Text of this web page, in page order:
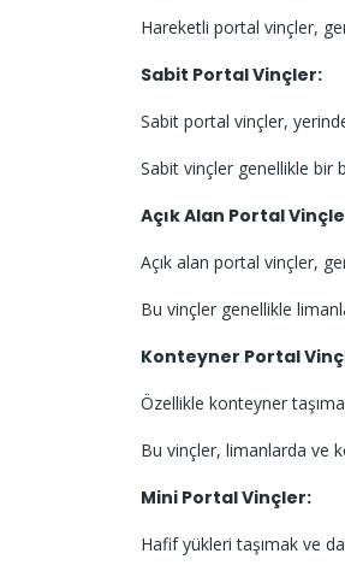
Hareketli portal vinçler,
Sabit Portal Vinçler:
Sabit portal vinçler,
Sabit vinçler genellikle bir
Açık Alan Portal
Açık alan portal vinçler,
Bu vinçler genellikle
Konteyner Portal
Özellikle konteyner
Bu vinçler, limanlarda ve
Mini Portal Vinçler:
Hafif yükleri taşımak ve